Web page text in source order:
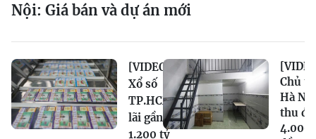
Nội: Giá bán và dự án mới
[VIDEO]
Xổ số
TP.HCM
lãi gần
1.200 tỷ
Chủ
Hà Nội
thu
4.000